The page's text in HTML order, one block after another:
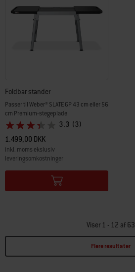
Foldbar stander
Passer til Weber® SLATE GP 43 cm eller 56
cm Premium-stegeplade
3.3 (3)
1.499,00 DKK
inkl. moms ekslusiv
leveringsomkostninger
Color Options
Viser 1 - 12 af 63
Flere resultater